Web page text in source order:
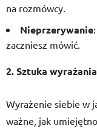
na rozmówcy.
Nieprzerywanie
zaczniesz mówić.
2. Sztuka
Wyrażenie siebie w
ważne, jak